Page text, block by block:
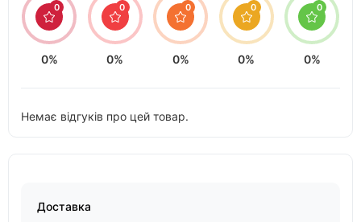
0
0%
0
0%
0
0%
0
0%
0
0%
Немає відгуків про цей товар.
Доставка